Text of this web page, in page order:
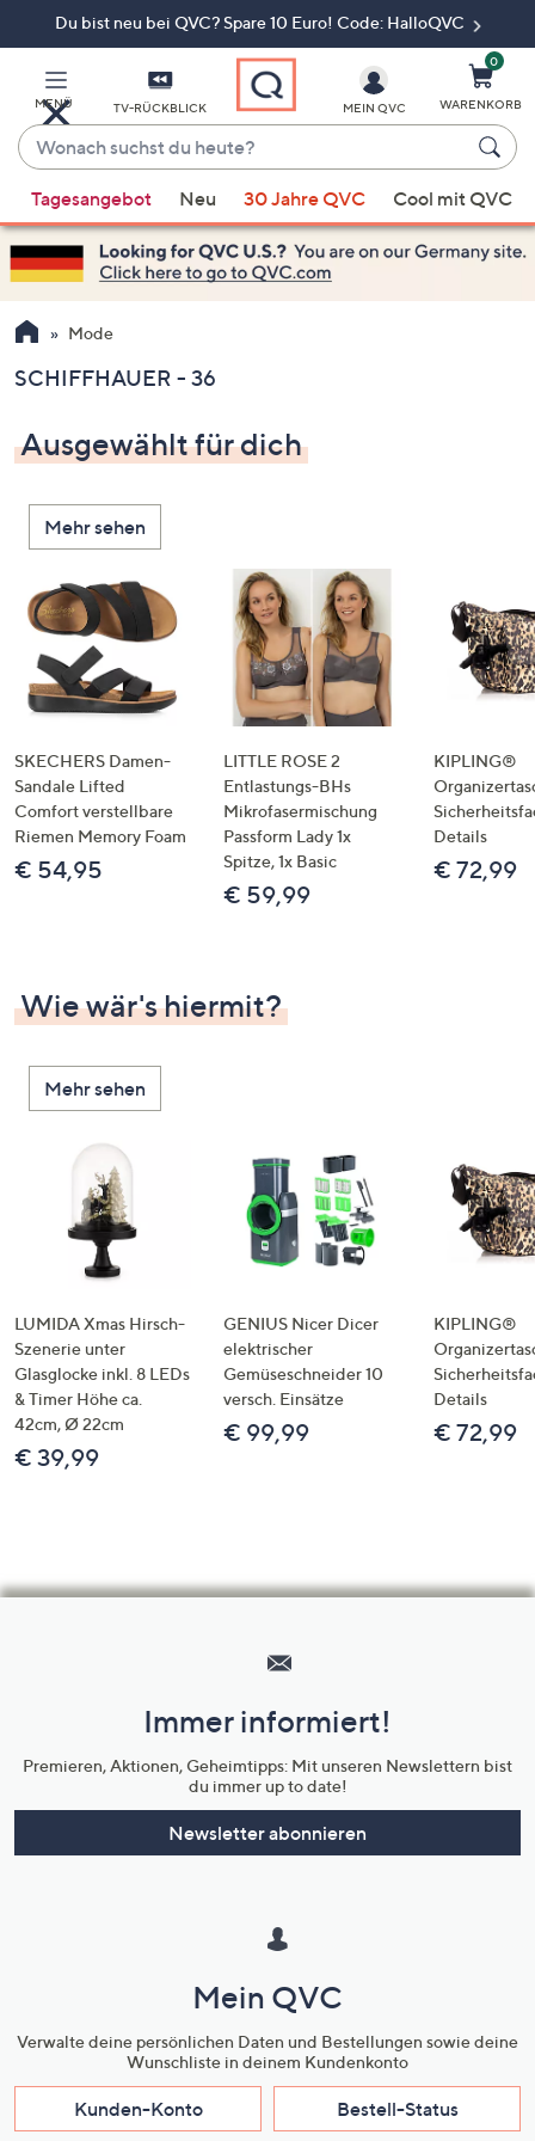
Du bist neu bei QVC? Spare 10 Euro! Code: HalloQVC
MENÜ TV-RÜCKBLICK
Wonach
suchst
du
heute?
Vorschläge
verfügbar
sind,
verwenden
Sie
Pfeiltasten
oben
und
nach
unten
oder
wischen
Sie
Touch-
Geräten
links
bzw.
rechts,
um
diese
MEIN QVC
0
WARENKORB
Tagesangebot Neu 30 Jahre QVC Cool mit QVC
Mode
SCHIFFHAUER - 36
Ausgewählt für dich
Mehr sehen
SKECHERS Damen-
Sandale Lifted
Comfort verstellbare
Riemen Memory Foam
€ 54,95
LITTLE ROSE 2
Entlastungs-BHs
Mikrofasermischung
Passform Lady 1x
Spitze, 1x Basic
€ 59,99
KIPLING®
Details
€ 72,99
Wie wär's hiermit?
Mehr sehen
LUMIDA Xmas Hirsch-
Szenerie unter
Glasglocke inkl. 8 LEDs
& Timer Höhe ca.
42cm, Ø 22cm
€ 39,99
GENIUS Nicer Dicer
elektrischer
Gemüseschneider 10
versch. Einsätze
€ 99,99
KIPLING®
Details
€ 72,99
Unternehmensinformationen
Immer informiert!
Premieren, Aktionen, Geheimtipps: Mit unseren Newslettern bist
du immer up to date!
Newsletter abonnieren
Mein QVC
Verwalte deine persönlichen Daten und Bestellungen sowie deine
Wunschliste in deinem Kundenkonto
Kunden-Konto Bestell-Status